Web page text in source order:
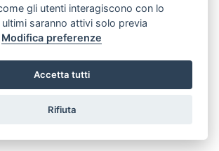
gli utenti interagiscono con lo
saranno attivi solo previa
Modifica preferenze
Accetta tutti
Rifiuta